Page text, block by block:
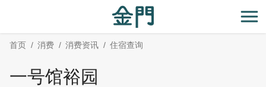
主
开
首页 消费 消费资讯 住宿查询
一号馆裕园
社